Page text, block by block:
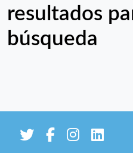
resultados
búsqueda